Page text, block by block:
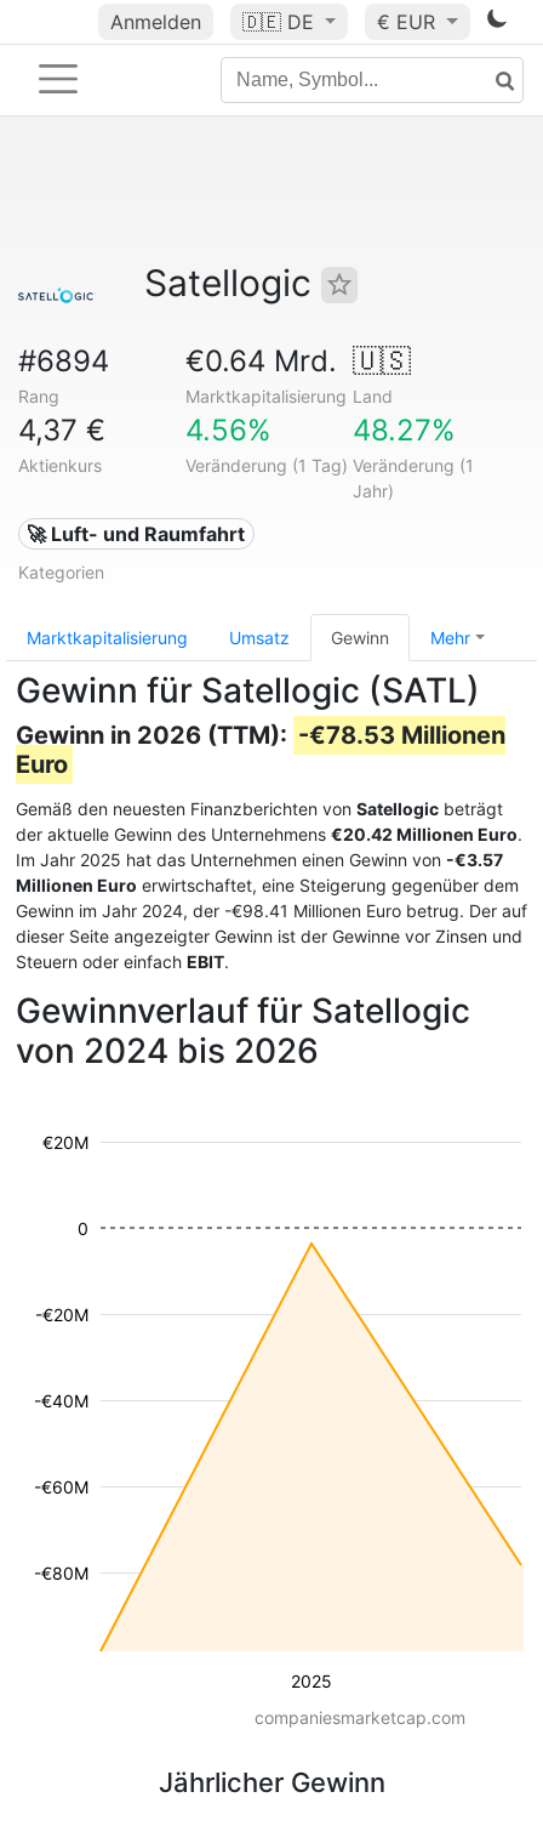
Anmelden 🇩🇪 DE € EUR
Satellogic
#6894
Rang
€0.64 Mrd.
Marktkapitalisierung
🇺🇸
Land
4,37 €
Aktienkurs
4.56%
Veränderung (1 Tag)
48.27%
Veränderung (1
Jahr)
🚀 Luft- und Raumfahrt
Kategorien
Marktkapitalisierung Umsatz Gewinn Mehr
Gewinn für Satellogic (SATL)
Gewinn in 2026 (TTM): -€78.53 Millionen
Euro
Gemäß den neuesten Finanzberichten von Satellogic beträgt
der aktuelle Gewinn des Unternehmens €20.42 Millionen Euro.
Im Jahr 2025 hat das Unternehmen einen Gewinn von -€3.57
Millionen Euro erwirtschaftet, eine Steigerung gegenüber dem
Gewinn im Jahr 2024, der -€98.41 Millionen Euro betrug. Der auf
dieser Seite angezeigter Gewinn ist der Gewinne vor Zinsen und
Steuern oder einfach EBIT.
Gewinnverlauf für Satellogic
von 2024 bis 2026
2025
-€80M
-€60M
-€40M
-€20M
€20M
0
companiesmarketcap.com
Jährlicher Gewinn